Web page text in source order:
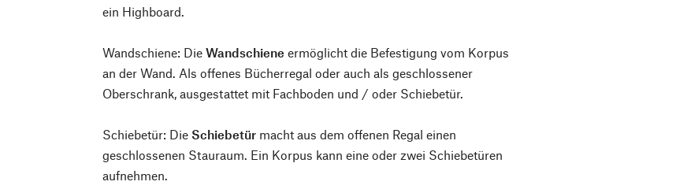
ein Highboard.
Wandschiene: DieWandschieneermöglicht die Befestigung vom Korpus
an der Wand. Als offenes Bücherregal oder auch als geschlossener
Oberschrank, ausgestattet mit Fachboden und / oder Schiebetür.
Schiebetür: DieSchiebetür macht aus dem offenen Regal einen
geschlossenen Stauraum. Ein Korpus kann eine oder zwei Schiebetüren
aufnehmen.